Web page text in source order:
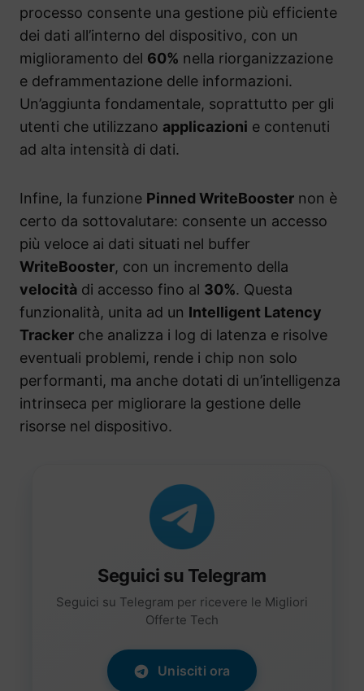
processo consente una gestione più efficiente
dei dati all’interno del dispositivo, con un
miglioramento del 60% nella riorganizzazione
e deframmentazione delle informazioni.
Un’aggiunta fondamentale, soprattutto per gli
utenti che utilizzano applicazioni e contenuti
ad alta intensità di dati.
Infine, la funzione Pinned WriteBooster non è
certo da sottovalutare: consente un accesso
più veloce ai dati situati nel buffer
WriteBooster, con un incremento della
velocità di accesso fino al 30%. Questa
funzionalità, unita ad un Intelligent Latency
Tracker che analizza i log di latenza e risolve
eventuali problemi, rende i chip non solo
performanti, ma anche dotati di un’intelligenza
intrinseca per migliorare la gestione delle
risorse nel dispositivo.
Seguici su Telegram
Seguici su Telegram per ricevere le Migliori
Offerte Tech
Unisciti ora